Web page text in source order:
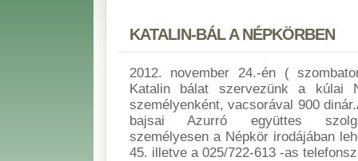
KATALIN-BÁL A NÉPKÖRBEN
2012. november 24.-én (
Katalin bálat szervezünk a kúlai
személyenként, vacsorával 900
bajsai Azurró együttes
személyesen a Népkör irodájában
45. illetve a 025/722-613 -as